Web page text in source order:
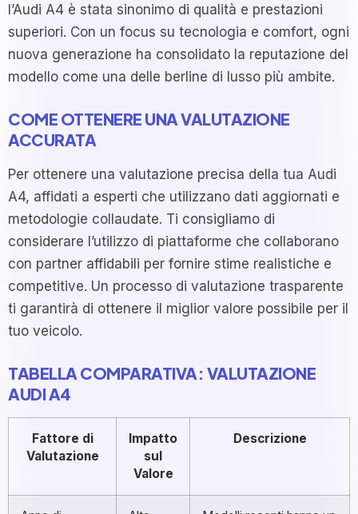
l’Audi A4 è stata sinonimo di qualità e prestazioni
superiori. Con un focus su tecnologia e comfort, ogni
nuova generazione ha consolidato la reputazione del
modello come una delle berline di lusso più ambite.
COME OTTENERE UNA VALUTAZIONE
ACCURATA
Per ottenere una valutazione precisa della tua Audi
A4, affidati a esperti che utilizzano dati aggiornati e
metodologie collaudate. Ti consigliamo di
considerare l’utilizzo di piattaforme che collaborano
con partner affidabili per fornire stime realistiche e
competitive. Un processo di valutazione trasparente
ti garantirà di ottenere il miglior valore possibile per il
tuo veicolo.
TABELLA COMPARATIVA: VALUTAZIONE
AUDI A4
Fattore di
Valutazione
Impatto
sul
Valore
Descrizione